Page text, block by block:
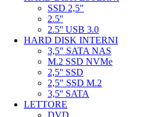
SSD 2,5"
2.5''
2.5'' USB 3.0
HARD DISK INTERNI
3,5" SATA NAS
M.2 SSD NVMe
2,5'' SSD
2,5" SSD M.2
3,5'' SATA
LETTORE
DVD